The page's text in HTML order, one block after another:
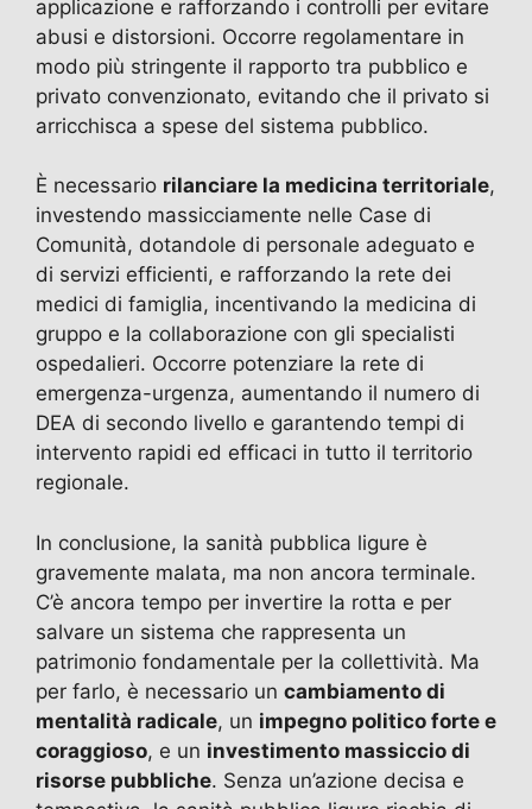
applicazione e rafforzando i controlli per evitare
abusi e distorsioni. Occorre regolamentare in
modo più stringente il rapporto tra pubblico e
privato convenzionato, evitando che il privato si
arricchisca a spese del sistema pubblico.
È necessario rilanciare la medicina territoriale,
investendo massicciamente nelle Case di
Comunità, dotandole di personale adeguato e
di servizi efficienti, e rafforzando la rete dei
medici di famiglia, incentivando la medicina di
gruppo e la collaborazione con gli specialisti
ospedalieri. Occorre potenziare la rete di
emergenza-urgenza, aumentando il numero di
DEA di secondo livello e garantendo tempi di
intervento rapidi ed efficaci in tutto il territorio
regionale.
In conclusione, la sanità pubblica ligure è
gravemente malata, ma non ancora terminale.
C’è ancora tempo per invertire la rotta e per
salvare un sistema che rappresenta un
patrimonio fondamentale per la collettività. Ma
per farlo, è necessario un cambiamento di
mentalità radicale, un impegno politico forte e
coraggioso, e un investimento massiccio di
risorse pubbliche. Senza un’azione decisa e